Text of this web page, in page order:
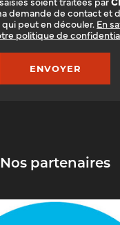
demande de contact et
peut en découler. En
politique de
Nos partenaires